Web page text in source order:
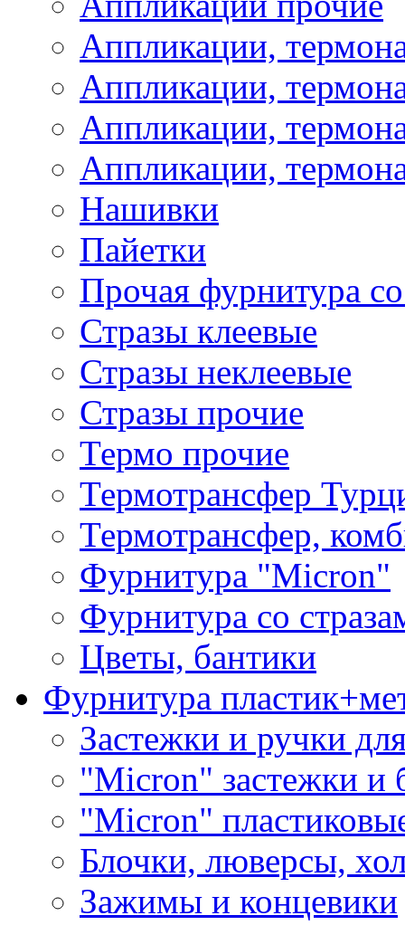
Аппликации,
Аппликации,
Аппликации,
Аппликации,
Нашивки
Пайетки
Прочая фурнитура
Стразы клеевые
Стразы неклеевые
Стразы прочие
Термо прочие
Термотрансфер
Термотрансфер,
Фурнитура "Micron"
Фурнитура со
Цветы, бантики
Фурнитура
Застежки и ручки
"Micron" застежки и
"Micron"
Блочки, люверсы,
Зажимы и концевики